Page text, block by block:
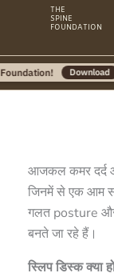
content
THE
SPINE
FOUNDATION
Download
आजकल कमर दर्द
जिनमें से एक आम
गलत posture और
बनते जा रहे हैं।
स्लिप डिस्क क्या